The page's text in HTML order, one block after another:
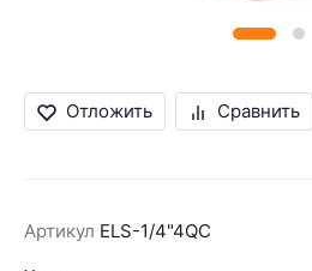
Отложить Сравнить
Артикул ELS-1/4"4QC